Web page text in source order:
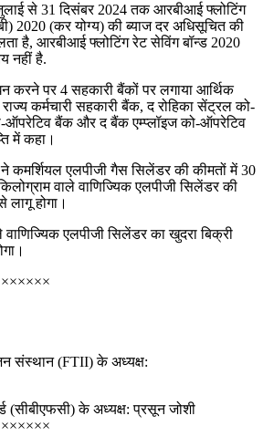
से 31 दिसंबर 2024 तक आरबीआई फ्लोटिंग
2020 (कर योग्य) की ब्याज दर अधिसूचित की
है, आरबीआई फ्लोटिंग रेट सेविंग बॉन्ड 2020
नहीं है.
करने पर 4 सहकारी बैंकों पर लगाया आर्थिक
कर्मचारी सहकारी बैंक, द रोहिका सेंट्रल को-
बैंक और द बैंक एम्प्लॉइज को-ऑपरेटिव
में कहा।
कमर्शियल एलपीजी गैस सिलेंडर की कीमतों में 30
वाले वाणिज्यिक एलपीजी सिलेंडर की
होगा।
वाणिज्यिक एलपीजी सिलेंडर का खुदरा बिक्री
संस्थान (FTII) के अध्यक्ष:
(सीबीएफसी) के अध्यक्ष: प्रसून जोशी